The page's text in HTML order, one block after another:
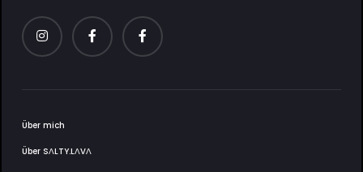
Über mich
Über SΛLTY.LΛVΛ